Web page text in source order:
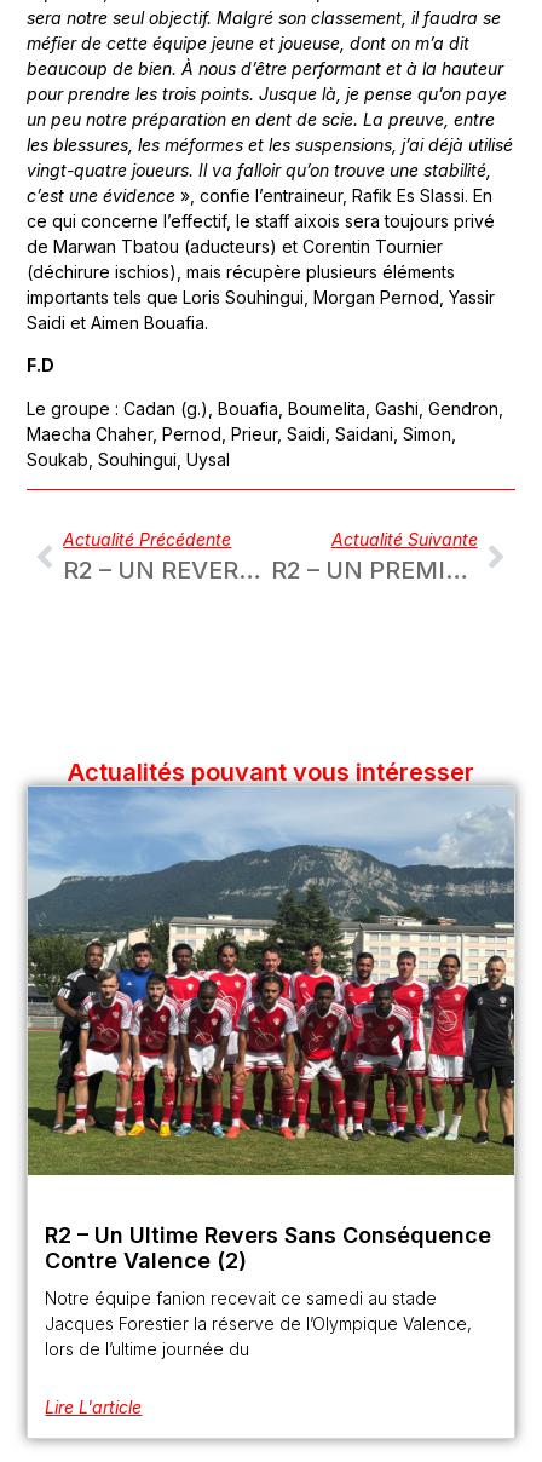
sera notre seul objectif. Malgré son classement, il faudra se
méfier de cette équipe jeune et joueuse, dont on m’a dit
beaucoup de bien. À nous d’être performant et à la hauteur
pour prendre les trois points. Jusque là, je pense qu’on paye
un peu notre préparation en dent de scie. La preuve, entre
les blessures, les méformes et les suspensions, j’ai déjà utilisé
vingt-quatre joueurs. Il va falloir qu’on trouve une stabilité,
c’est une évidence », confie l’entraineur, Rafik Es Slassi. En
ce qui concerne l’effectif, le staff aixois sera toujours privé
de Marwan Tbatou (aducteurs) et Corentin Tournier
(déchirure ischios), mais récupère plusieurs éléments
importants tels que Loris Souhingui, Morgan Pernod, Yassir
Saidi et Aimen Bouafia.
F.D
Le groupe : Cadan (g.), Bouafia, Boumelita, Gashi, Gendron,
Maecha Chaher, Pernod, Prieur, Saidi, Saidani, Simon,
Soukab, Souhingui, Uysal
Actualité Précédente
R2 – UN REVERS CONCÉDÉ DANS LE TEMPS ADDITIONNEL À MONTCHAT
Actualité Suivante
R2 – UN PREMIER SUCCÈS OBTENU AVEC LA MANIÈRE CONTRE CHASSIEU-DÉCINES (2)
Actualités pouvant vous intéresser
R2 – Un Ultime Revers Sans Conséquence
Contre Valence (2)
Notre équipe fanion recevait ce samedi au stade
Jacques Forestier la réserve de l’Olympique Valence,
lors de l’ultime journée du
Lire L'article